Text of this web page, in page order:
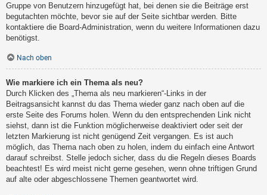
Gruppe von Benutzern hinzugefügt hat, bei denen sie die Beiträge erst
begutachten möchte, bevor sie auf der Seite sichtbar werden. Bitte
kontaktiere die Board-Administration, wenn du weitere Informationen dazu
benötigst.
Nach oben
Wie markiere ich ein Thema als neu?
Durch Klicken des „Thema als neu markieren“-Links in der
Beitragsansicht kannst du das Thema wieder ganz nach oben auf die
erste Seite des Forums holen. Wenn du den entsprechenden Link nicht
siehst, dann ist die Funktion möglicherweise deaktiviert oder seit der
letzten Markierung ist nicht genügend Zeit vergangen. Es ist auch
möglich, das Thema nach oben zu holen, indem du einfach eine Antwort
darauf schreibst. Stelle jedoch sicher, dass du die Regeln dieses Boards
beachtest! Es wird meist nicht gerne gesehen, wenn ohne triftigen Grund
auf alte oder abgeschlossene Themen geantwortet wird.